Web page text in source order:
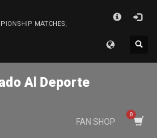
MATCHES,
Al Deporte
FAN SHOP